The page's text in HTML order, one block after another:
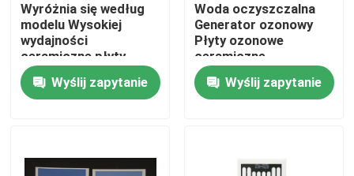
Do domu
Produkty
Pokaz VR
Wyróżnia się według
modelu Wysokiej
wydajności
ceramiczne płyty
ozonowe do ozonów
Generator
oczyszczacz
Wyślij zapytanie
Woda oczyszczalna
Generator ozonowy
Płyty ozonowe
ceramiczne
Wyślij zapytanie